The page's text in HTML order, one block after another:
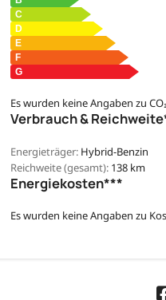
Es wurden keine Angaben zu
Verbrauch &
Energieträger: Hybrid-Benzin
Reichweite (gesamt): 138 km
Energiekosten***
Es wurden keine Angaben zu